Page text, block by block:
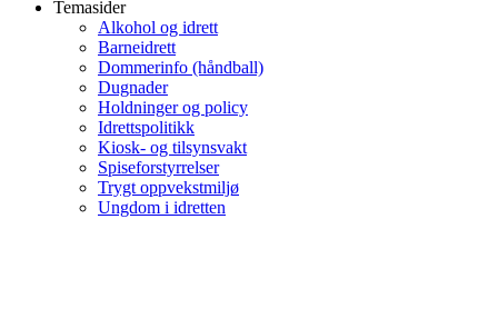
Temasider
Alkohol og idrett
Barneidrett
Dommerinfo (håndball)
Dugnader
Holdninger og policy
Idrettspolitikk
Kiosk- og tilsynsvakt
Spiseforstyrrelser
Trygt oppvekstmiljø
Ungdom i idretten